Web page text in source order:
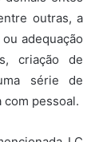
outras, a
adequação
criação de
série de
pessoal.